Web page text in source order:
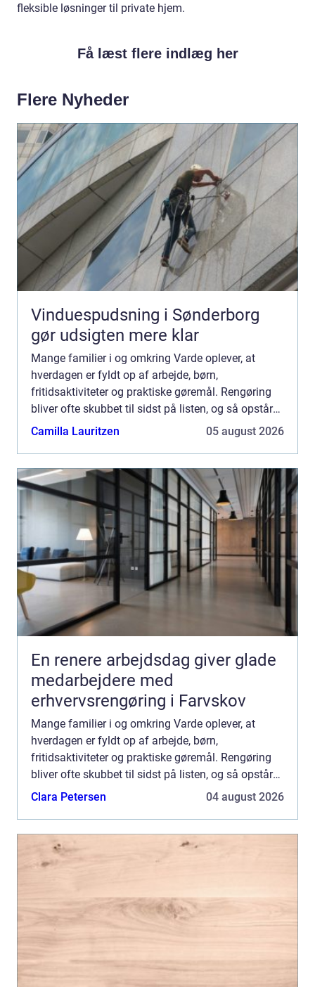
fleksible løsninger til private hjem.
Få læst flere indlæg her
Flere Nyheder
Vinduespudsning i Sønderborg
gør udsigten mere klar
Mange familier i og omkring Varde oplever, at
hverdagen er fyldt op af arbejde, børn,
fritidsaktiviteter og praktiske gøremål. Rengøring
bliver ofte skubbet til sidst på listen, og så opstår
spørgsmålet: Skal du bruge din weekend på at gøre
Camilla Lauritzen 05 august 2026
En renere arbejdsdag giver glade
medarbejdere med
erhvervsrengøring i Farvskov
Mange familier i og omkring Varde oplever, at
hverdagen er fyldt op af arbejde, børn,
fritidsaktiviteter og praktiske gøremål. Rengøring
bliver ofte skubbet til sidst på listen, og så opstår
spørgsmålet: Skal du bruge din weekend på at gøre
Clara Petersen 04 august 2026